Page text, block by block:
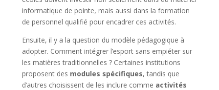
informatique de pointe, mais aussi dans la formation
de personnel qualifié pour encadrer ces activités.
Ensuite, il y a la question du modèle pédagogique à
adopter. Comment intégrer l’esport sans empiéter sur
les matières traditionnelles ? Certaines institutions
proposent des modules spécifiques, tandis que
d’autres choisissent de les inclure comme activités